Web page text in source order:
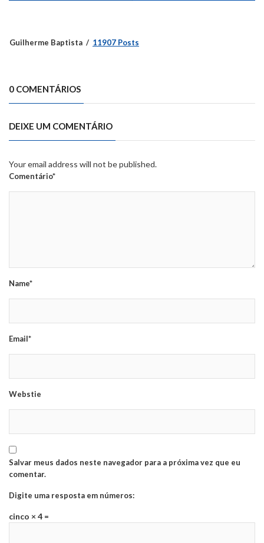
Guilherme Baptista 11907 Posts
0 COMENTÁRIOS
DEIXE UM COMENTÁRIO
Your email address will not be published.
Comentário*
Name*
Email*
Webstie
Salvar meus dados neste navegador para a próxima vez que eu
comentar.
Digite uma resposta em números:
cinco × 4 =